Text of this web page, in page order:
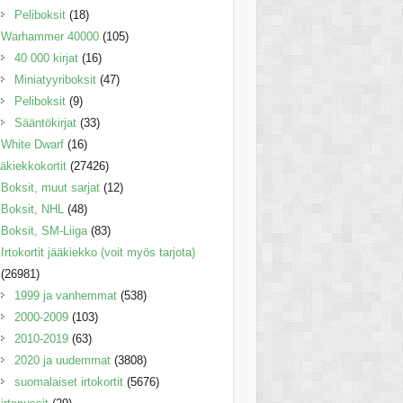
Peliboksit (18)
Warhammer 40000 (105)
40 000 kirjat (16)
Miniatyyriboksit (47)
Peliboksit (9)
Sääntökirjat (33)
White Dwarf (16)
(27426)
Boksit, muut sarjat (12)
Boksit, NHL (48)
Boksit, SM-Liiga (83)
Irtokortit jääkiekko (voit myös tarjota)
(26981)
1999 ja vanhemmat (538)
2000-2009 (103)
2010-2019 (63)
2020 ja uudemmat (3808)
suomalaiset irtokortit (5676)